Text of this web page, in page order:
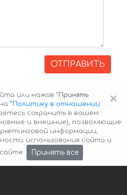
ОТПРАВИТЬ
Авто-Аренда Cookie Policy
×
или нажав "Принять
”Политику в отношении
сохранить в вашем
и внешние), позволяющие
информации,
использования сайта и
Принять все